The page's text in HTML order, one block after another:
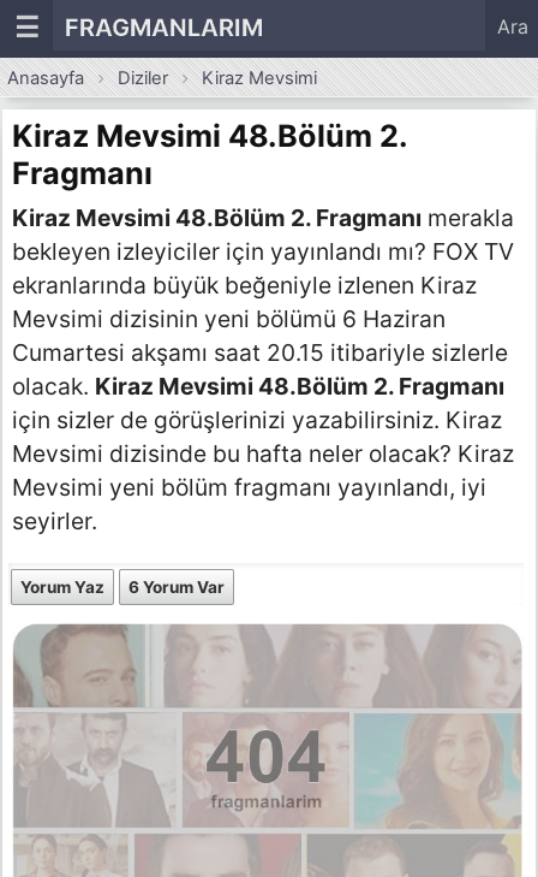
☰ FRAGMANLARIM Ara
Anasayfa Diziler Kiraz Mevsimi
Kiraz Mevsimi 48.Bölüm 2.
Fragmanı
Kiraz Mevsimi 48.Bölüm 2. Fragmanı merakla
bekleyen izleyiciler için yayınlandı mı? FOX TV
ekranlarında büyük beğeniyle izlenen Kiraz
Mevsimi dizisinin yeni bölümü 6 Haziran
Cumartesi akşamı saat 20.15 itibariyle sizlerle
olacak. Kiraz Mevsimi 48.Bölüm 2. Fragmanı
için sizler de görüşlerinizi yazabilirsiniz. Kiraz
Mevsimi dizisinde bu hafta neler olacak? Kiraz
Mevsimi yeni bölüm fragmanı yayınlandı, iyi
seyirler.
Yorum Yaz 6 Yorum Var